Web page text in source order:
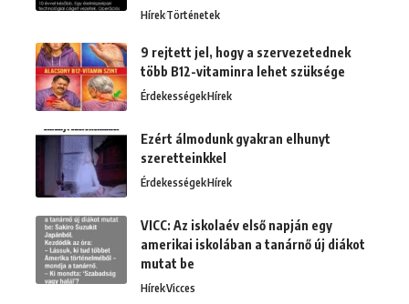
HírekTörténetek
9 rejtett jel, hogy a szervezetednek
több B12-vitaminra lehet szüksége
ÉrdekességekHírek
Ezért álmodunk gyakran elhunyt
szeretteinkkel
ÉrdekességekHírek
VICC: Az iskolaév első napján egy
amerikai iskolában a tanárnő új diákot
mutat be
HírekVicces